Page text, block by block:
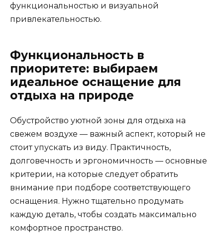
функциональностью и визуальной
привлекательностью.
Функциональность в
приоритете: выбираем
идеальное оснащение для
отдыха на природе
Обустройство уютной зоны для отдыха на
свежем воздухе — важный аспект, который не
стоит упускать из виду. Практичность,
долговечность и эргономичность — основные
критерии, на которые следует обратить
внимание при подборе соответствующего
оснащения. Нужно тщательно продумать
каждую деталь, чтобы создать максимально
комфортное пространство.